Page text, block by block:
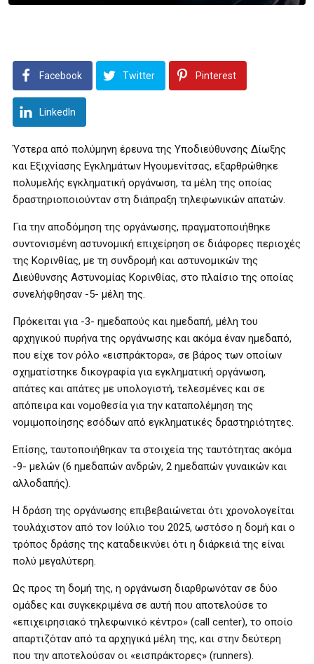
Facebook Twitter Pinterest
LinkedIn
Ύστερα από πολύμηνη έρευνα της Υποδιεύθυνσης Δίωξης
και Εξιχνίασης Εγκλημάτων Ηγουμενίτσας, εξαρθρώθηκε
πολυμελής εγκληματική οργάνωση, τα μέλη της οποίας
δραστηριοποιούνταν στη διάπραξη τηλεφωνικών απατών.
Για την αποδόμηση της οργάνωσης, πραγματοποιήθηκε
συντονισμένη αστυνομική επιχείρηση σε διάφορες περιοχές
της Κορινθίας, με τη συνδρομή και αστυνομικών της
Διεύθυνσης Αστυνομίας Κορινθίας, στο πλαίσιο της οποίας
συνελήφθησαν -5- μέλη της.
Πρόκειται για -3- ημεδαπούς και ημεδαπή, μέλη του
αρχηγικού πυρήνα της οργάνωσης και ακόμα έναν ημεδαπό,
που είχε τον ρόλο «εισπράκτορα», σε βάρος των οποίων
σχηματίστηκε δικογραφία για εγκληματική οργάνωση,
απάτες και απάτες με υπολογιστή, τελεσμένες και σε
απόπειρα και νομοθεσία για την καταπολέμηση της
νομιμοποίησης εσόδων από εγκληματικές δραστηριότητες.
Επίσης, ταυτοποιήθηκαν τα στοιχεία της ταυτότητας ακόμα
-9- μελών (6 ημεδαπών ανδρών, 2 ημεδαπών γυναικών και
αλλοδαπής).
Η δράση της οργάνωσης επιβεβαιώνεται ότι χρονολογείται
τουλάχιστον από τον Ιούλιο του 2025, ωστόσο η δομή και ο
τρόπος δράσης της καταδεικνύει ότι η διάρκειά της είναι
πολύ μεγαλύτερη.
Ως προς τη δομή της, η οργάνωση διαρθρωνόταν σε δύο
ομάδες και συγκεκριμένα σε αυτή που αποτελούσε το
«επιχειρησιακό τηλεφωνικό κέντρο» (call center), το οποίο
απαρτιζόταν από τα αρχηγικά μέλη της, και στην δεύτερη
που την αποτελούσαν οι «εισπράκτορες» (runners).